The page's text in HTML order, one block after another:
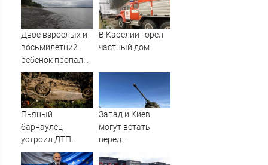
послу Украины
Двое взрослых и
восьмилетний
ребенок пропали
во время сплава
по реке
08/08/2026 –
Новости
В Карелии горел
частный дом
Пьяный
барнаулец
устроил ДТП
ночью в
Запад и Киев
могут встать
перед
необходимостью